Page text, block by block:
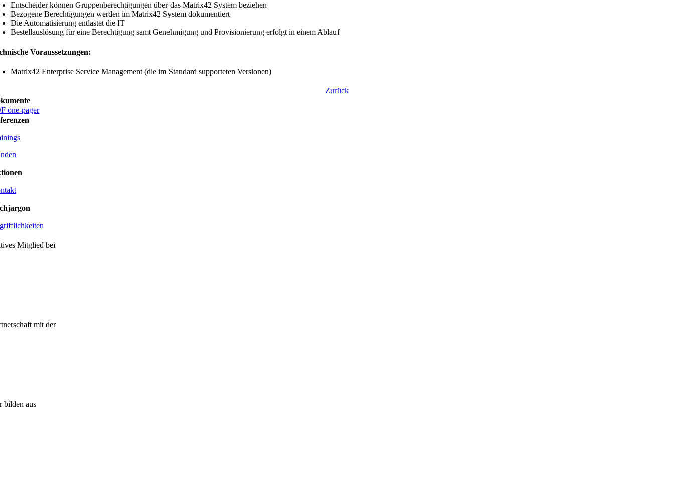
Entscheider können Gruppenberechtigungen über das Matrix42 System beziehen
Bezogene Berechtigungen werden im Matrix42 System dokumentiert
Die Automatisierung entlastet die IT
Bestellauslösung für eine Berechtigung samt Genehmigung und Provisionierung erfolgt in einem Ablauf
Voraussetzungen:
Matrix42 Enterprise Service Management (die im Standard supporteten Versionen)
Zurück
one-pager
Mitglied bei
mit der
bilden aus